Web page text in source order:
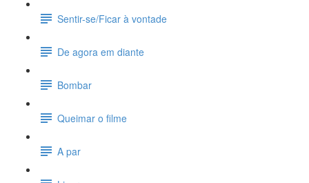
Sentir-se/Ficar à vontade
De agora em diante
Bombar
Queimar o filme
A par